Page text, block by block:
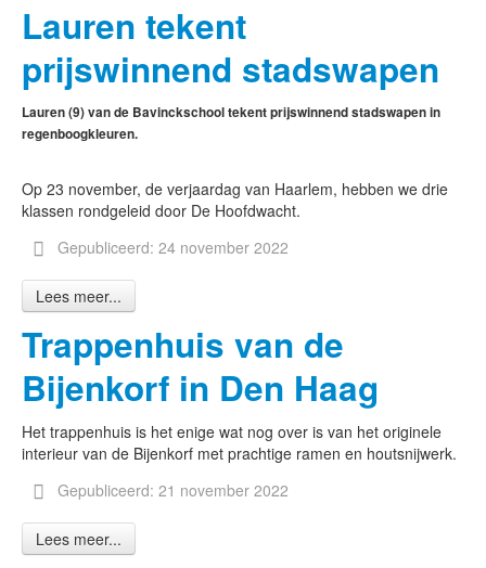
Lauren tekent
prijswinnend stadswapen
Lauren (9) van de Bavinckschool tekent prijswinnend stadswapen in
regenboogkleuren.
Op 23 november, de verjaardag van Haarlem, hebben we drie
klassen rondgeleid door De Hoofdwacht.
Gepubliceerd: 24 november 2022
Lees meer...
Trappenhuis van de
Bijenkorf in Den Haag
Het trappenhuis is het enige wat nog over is van het originele
interieur van de Bijenkorf met prachtige ramen en houtsnijwerk.
Gepubliceerd: 21 november 2022
Lees meer...